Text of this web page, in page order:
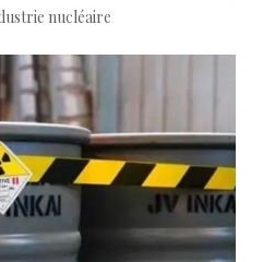
nucléaire